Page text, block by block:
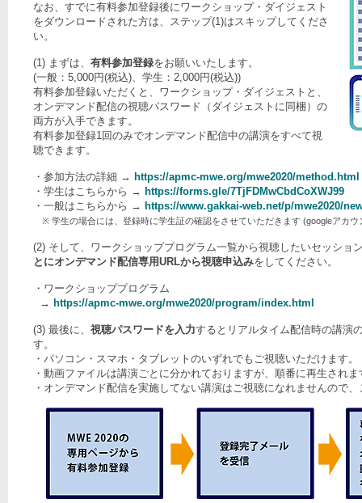
なお、すでに有料参加登録後にワークショップ・ダイジェスト
をダウンロードされた方は、ステップ(1)はスキップしてくださ
い。
(1) まずは、 有料参加登録をお願いいたします。
(一般：5,000円(税込)、学生：2,000円(税込))
有料参加登録いただくと、ワークショップ・ダイジェストと、
オンデマンド配信の視聴パスワード（ダイジェストに同梱）の
両方が入手できます。
有料参加登録1回のみでオンデマンド配信中の講演をすべて視
聴できます。
・参加方法の詳細 → https://apmc-mwe.org/mwe2020/method.html
・学生はこちらから → https://forms.gle/7TjFDMwCbdCoXWJ99
・一般はこちらから → https://www.gakkai-web.net/p/mwe2020/
※ 学生の場合には、登録時に学生証の確認をさせていただきます (googleアカウ
(2) そして、ワークショッププログラム一覧から視聴したいセッショ
とにオンデマンド配信専用URLから視聴申込みをしてください。
・ワークショッププログラム
→ https://apmc-mwe.org/mwe2020/program/index.html
(3) 最後に、 視聴パスワードを入力するとリアルタイム配信時の講演
す。
・パソコン・スマホ・タブレットのいずれでもご視聴いただけます。
・動画ファイルは講演ごとに分かれておりますが、順番に再生されま
・オンデマンド配信を実施してない講演はご視聴になれませんので